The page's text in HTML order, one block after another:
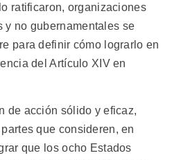
ratificaron, organizaciones
y no gubernamentales se
para definir cómo lograrlo en
del Artículo XIV en
de acción sólido y eficaz,
que consideren, en
que los ocho Estados